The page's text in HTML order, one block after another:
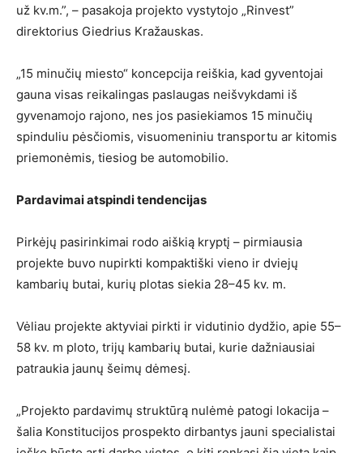
už kv.m.”, – pasakoja projekto vystytojo „Rinvest”
direktorius Giedrius Kražauskas.
„15 minučių miesto“ koncepcija reiškia, kad gyventojai
gauna visas reikalingas paslaugas neišvykdami iš
gyvenamojo rajono, nes jos pasiekiamos 15 minučių
spinduliu pėsčiomis, visuomeniniu transportu ar kitomis
priemonėmis, tiesiog be automobilio.
Pardavimai atspindi tendencijas
Pirkėjų pasirinkimai rodo aiškią kryptį – pirmiausia
projekte buvo nupirkti kompaktiški vieno ir dviejų
kambarių butai, kurių plotas siekia 28–45 kv. m.
Vėliau projekte aktyviai pirkti ir vidutinio dydžio, apie 55–
58 kv. m ploto, trijų kambarių butai, kurie dažniausiai
patraukia jaunų šeimų dėmesį.
„Projekto pardavimų struktūrą nulėmė patogi lokacija –
šalia Konstitucijos prospekto dirbantys jauni specialistai